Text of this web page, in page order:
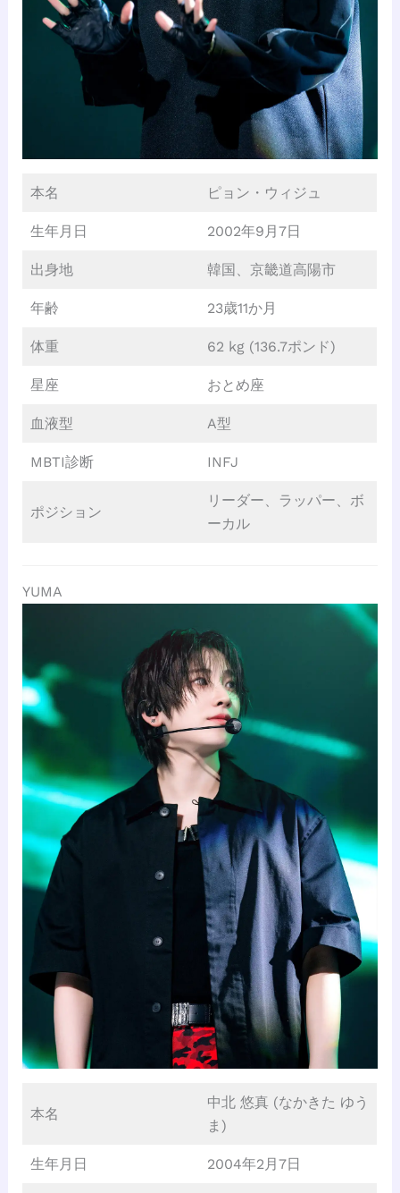
本名 ピョン・ウィジュ
生年月日 2002年9月7日
出身地 韓国、京畿道高陽市
年齢 23歳11か月
体重 62 kg (136.7ポンド)
星座 おとめ座
血液型 A型
MBTI診断 INFJ
ポジション
リーダー、ラッパー、ボ
ーカル
YUMA
本名
中北 悠真 (なかきた ゆう
ま)
生年月日 2004年2月7日